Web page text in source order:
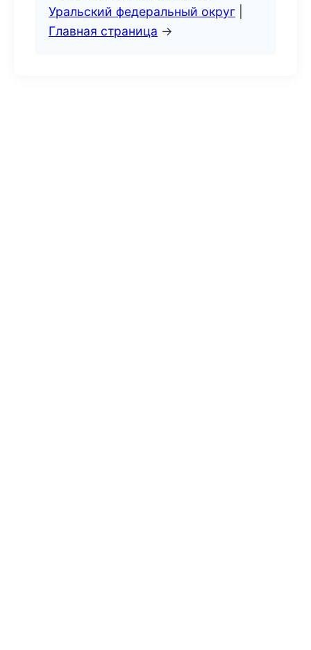
Уральский федеральный округ
Главная страница →